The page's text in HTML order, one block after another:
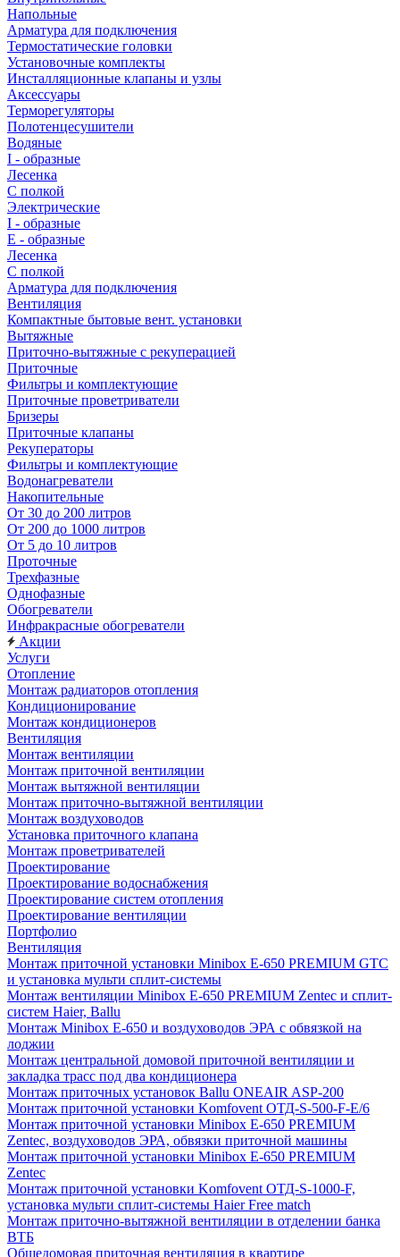
Напольные
Арматура для подключения
Термостатические головки
Установочные комплекты
Инсталляционные клапаны и узлы
Аксессуары
Терморегуляторы
Полотенцесушители
Водяные
I - образные
Лесенка
С полкой
Электрические
I - образные
E - образные
Лесенка
С полкой
Арматура для подключения
Вентиляция
Компактные бытовые вент. установки
Вытяжные
Приточно-вытяжные с рекуперацией
Приточные
Фильтры и комплектующие
Приточные проветриватели
Бризеры
Приточные клапаны
Рекуператоры
Фильтры и комплектующие
Водонагреватели
Накопительные
От 30 до 200 литров
От 200 до 1000 литров
От 5 до 10 литров
Проточные
Трехфазные
Однофазные
Обогреватели
Инфракрасные обогреватели
Акции
Услуги
Отопление
Монтаж радиаторов отопления
Кондиционирование
Монтаж кондиционеров
Вентиляция
Монтаж вентиляции
Монтаж приточной вентиляции
Монтаж вытяжной вентиляции
Монтаж приточно-вытяжной вентиляции
Монтаж воздуховодов
Установка приточного клапана
Монтаж проветривателей
Проектирование
Проектирование водоснабжения
Проектирование систем отопления
Проектирование вентиляции
Портфолио
Вентиляция
Монтаж приточной установки Minibox E-650 PREMIUM GTC
и установка мульти сплит-системы
Монтаж вентиляции Minibox E-650 PREMIUM Zentec и сплит-
систем Haier, Ballu
Монтаж Minibox E-650 и воздуховодов ЭРА с обвязкой на
лоджии
Монтаж центральной домовой приточной вентиляции и
закладка трасс под два кондиционера
Монтаж приточных установок Ballu ONEAIR ASP-200
Монтаж приточной установки Komfovent ОТД-S-500-F-E/6
Монтаж приточной установки Minibox E-650 PREMIUM
Zentec, воздуховодов ЭРА, обвязки приточной машины
Монтаж приточной установки Minibox E-650 PREMIUM
Zentec
Монтаж приточной установки Komfovent ОТД-S-1000-F,
установка мульти сплит-системы Haier Free match
Монтаж приточно-вытяжной вентиляции в отделении банка
ВТБ
Общедомовая приточная вентиляция в квартире